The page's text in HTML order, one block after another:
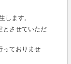
します。
とさせていただ
っておりませ